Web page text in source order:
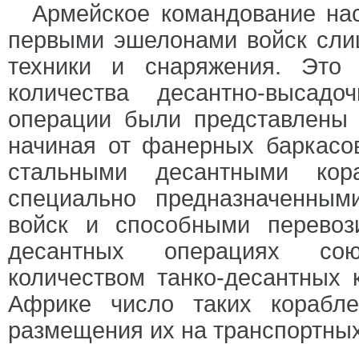
Армейское командование
первыми эшелонами войск
техники и снаряжения. Это
количества десантно-
операции были
начиная от фанерных
стальными десантными
специально
войск и способными
десантных операциях
количеством танко-
Африке число таких
размещения их на